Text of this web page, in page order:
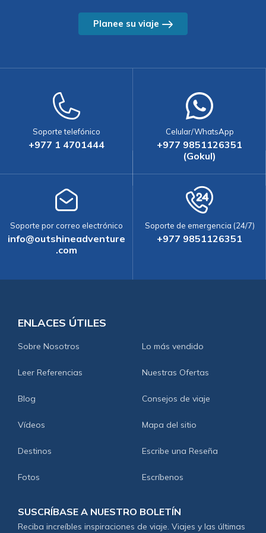
Planee su viaje
Soporte telefónico
+977 1 4701444
Celular/WhatsApp
+977 9851126351
(Gokul)
Soporte por correo electrónico
info@outshineadventure
.com
Soporte de emergencia (24/7)
+977 9851126351
ENLACES ÚTILES
Sobre Nosotros Lo más vendido
Leer Referencias Nuestras Ofertas
Blog Consejos de viaje
Vídeos Mapa del sitio
Destinos Escribe una Reseña
Fotos Escríbenos
SUSCRÍBASE A NUESTRO BOLETÍN
Reciba increíbles inspiraciones de viaje. Viajes y las últimas